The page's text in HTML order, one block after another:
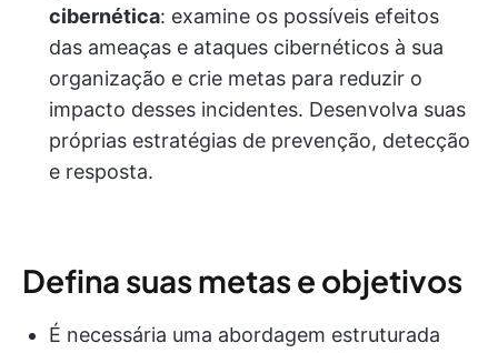
cibernética: examine os possíveis efeitos
das ameaças e ataques cibernéticos à sua
organização e crie metas para reduzir o
impacto desses incidentes. Desenvolva suas
próprias estratégias de prevenção, detecção
e resposta.
Defina suas metas e objetivos
É necessária uma abordagem estruturada